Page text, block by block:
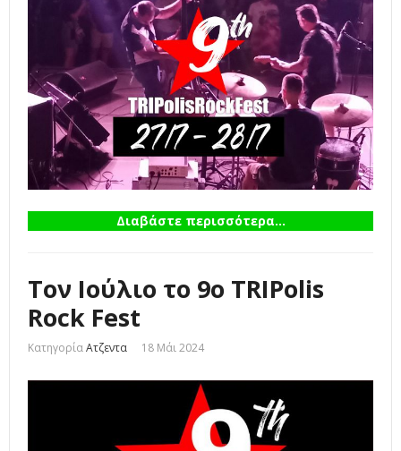
Διαβάστε περισσότερα...
Τον Ιούλιο το 9ο TRIPolis
Rock Fest
ΚατηγορίαΑτζεντα 18 Μάι 2024